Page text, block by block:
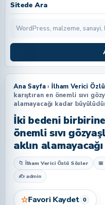
Sitede Ara
Ana Sayfa › İlham Verici
karıştıran en önemli sıvı
alamayacağı kadar
İki bedeni
önemli sıvı
aklın
📁 İlham Verici Özlü Sözler
✍ admin
☆Favori Kaydet 0